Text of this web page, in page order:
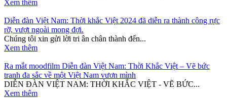
Xem thêm
Diễn đàn Việt Nam: Thời khắc Việt 2024 đã diễn ra thành công rực
rỡ, vượt ngoài mong đợi.
Chúng tôi xin gửi lời tri ân chân thành đến...
Xem thêm
Ra mắt moodfilm Diễn đàn Việt Nam: Thời Khắc Việt – Vẽ bức
tranh đa sắc về một Việt Nam vươn mình
DIỄN ĐÀN VIỆT NAM: THỜI KHẮC VIỆT - VẼ BỨC...
Xem thêm